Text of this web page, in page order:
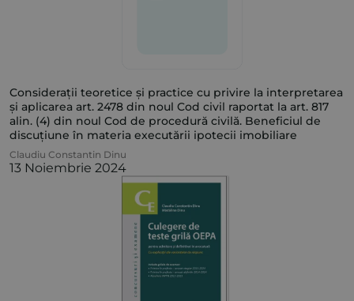
Considerații teoretice și practice cu privire la interpretarea
și aplicarea art. 2478 din noul Cod civil raportat la art. 817
alin. (4) din noul Cod de procedură civilă. Beneficiul de
discuțiune în materia executării ipotecii imobiliare
Claudiu Constantin Dinu
13 Noiembrie 2024